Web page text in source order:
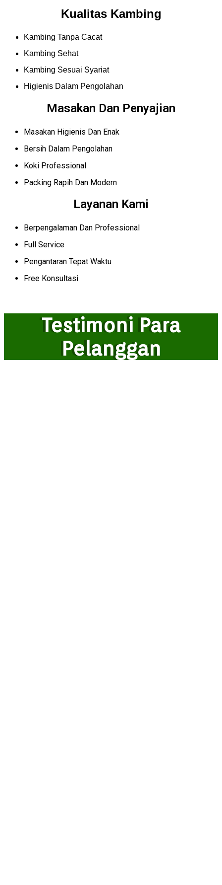
Kualitas Kambing
Kambing Tanpa Cacat
Kambing Sehat
Kambing Sesuai Syariat
Higienis Dalam Pengolahan
Masakan Dan Penyajian
Masakan Higienis Dan Enak
Bersih Dalam Pengolahan
Koki Professional
Packing Rapih Dan Modern
Layanan Kami
Berpengalaman Dan Professional
Full Service
Pengantaran Tepat Waktu
Free Konsultasi
Testimoni Para
Pelanggan